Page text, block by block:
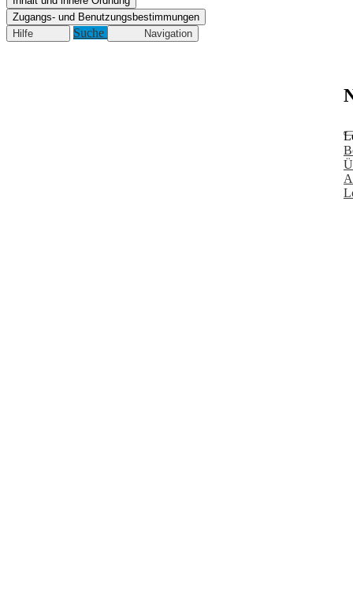
Zugangs- und Benutzungsbestimmungen
Hilfe
Suche Navigation